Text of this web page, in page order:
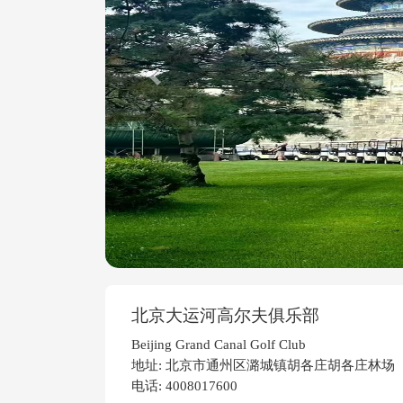
Previous
北京大运河高尔夫俱乐部
Beijing Grand Canal Golf Club
地址: 北京市通州区潞城镇胡各庄胡各庄林场
电话: 4008017600